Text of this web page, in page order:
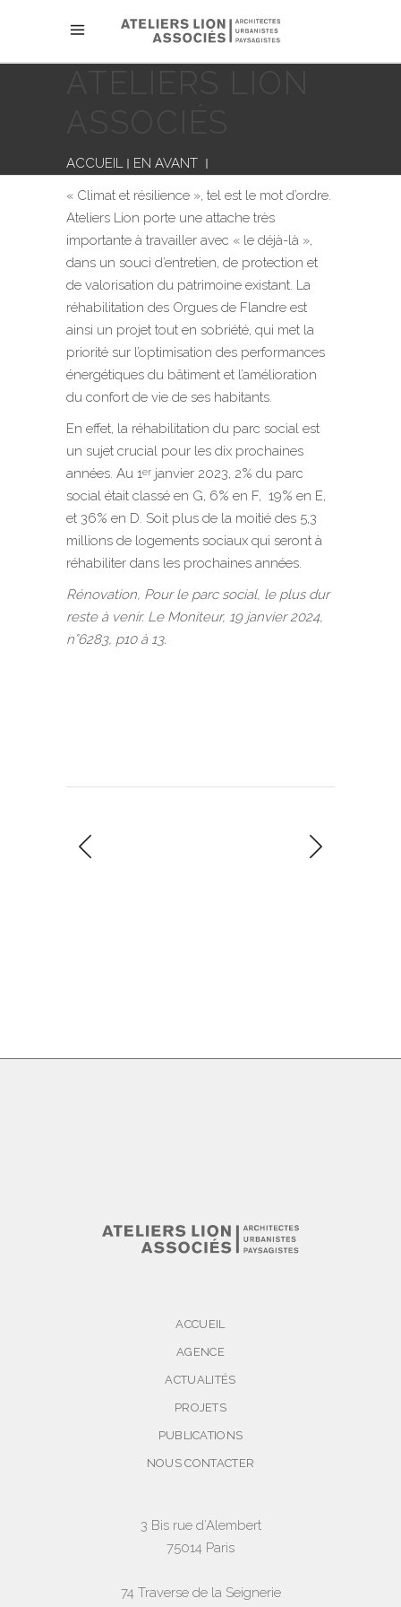
ACCUEIL EN AVANT
« Climat et résilience », tel est le mot d’ordre.
Ateliers Lion porte une attache très
importante à travailler avec « le déjà-là »,
dans un souci d’entretien, de protection et
de valorisation du patrimoine existant. La
réhabilitation des Orgues de Flandre est
ainsi un projet tout en sobriété, qui met la
priorité sur l’optimisation des performances
énergétiques du bâtiment et l’amélioration
du confort de vie de ses habitants.
En effet, la réhabilitation du parc social est
un sujet crucial pour les dix prochaines
années. Au 1er janvier 2023, 2% du parc
social était classé en G, 6% en F, 19% en E,
et 36% en D. Soit plus de la moitié des 5,3
millions de logements sociaux qui seront à
réhabiliter dans les prochaines années.
Rénovation, Pour le parc social, le plus dur
reste à venir. Le Moniteur, 19 janvier 2024,
n°6283, p10 à 13.
ACCUEIL
AGENCE
ACTUALITÉS
PROJETS
PUBLICATIONS
NOUS CONTACTER
3 Bis rue d’Alembert
75014 Paris
74 Traverse de la Seignerie